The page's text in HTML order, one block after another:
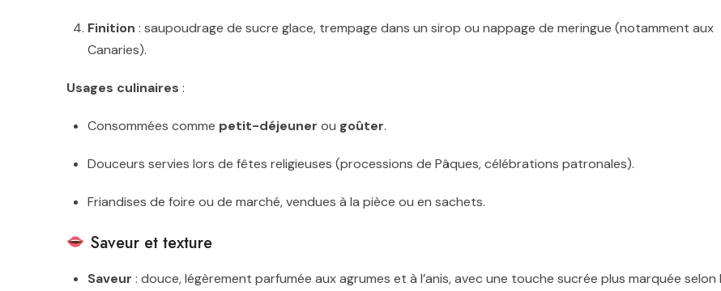
Finition : saupoudrage de sucre glace, trempage dans un sirop ou nappage de meringue (notamment aux
Canaries).
Usages culinaires :
Consommées comme petit-déjeuner ou goûter.
Douceurs servies lors de fêtes religieuses (processions de Pâques, célébrations patronales).
Friandises de foire ou de marché, vendues à la pièce ou en sachets.
Saveur et texture
Saveur : douce, légèrement parfumée aux agrumes et à l’anis, avec une touche sucrée plus marquée selon